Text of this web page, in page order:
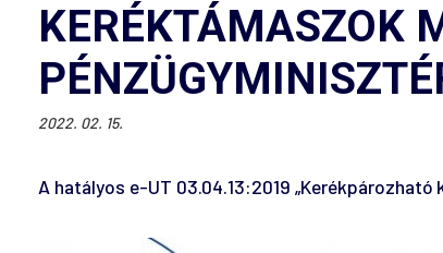
KERÉKTÁMASZOK
2022. 02. 15.
A hatályos e-UT 03.04.13:2019